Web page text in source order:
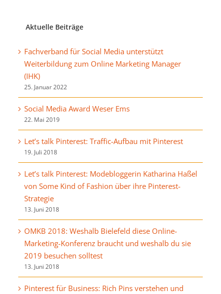
Aktuelle Beiträge
Fachverband für Social Media unterstützt
Weiterbildung zum Online Marketing Manager
(IHK)
25. Januar 2022
Social Media Award Weser Ems
22. Mai 2019
Let’s talk Pinterest: Traffic-Aufbau mit Pinterest
19. Juli 2018
Let’s talk Pinterest: Modebloggerin Katharina Haßel
von Some Kind of Fashion über ihre Pinterest-
Strategie
13. Juni 2018
OMKB 2018: Weshalb Bielefeld diese Online-
Marketing-Konferenz braucht und weshalb du sie
2019 besuchen solltest
13. Juni 2018
Pinterest für Business: Rich Pins verstehen und